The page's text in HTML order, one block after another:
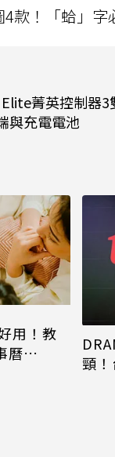
4款！「蛤」
菁英控制器3
與充電電池
用！教
曆
頸